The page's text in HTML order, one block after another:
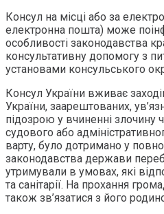
Консул на місці або за
електронна пошта) може
особливості законодавства
консультативну допомогу з
установами консульського
Консул України вживає
України, заарештованих,
підозрою у вчиненні злочину
судового або
варту, було дотримано у
законодавства держави
утримували в умовах, які
та санітарії. На прохання
також зв’язатися з його